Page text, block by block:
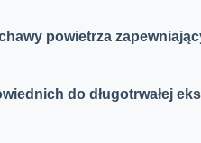
powietrza
do długotrwałej